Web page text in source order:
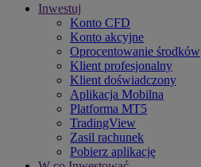
Inwestuj
Konto CFD
Konto akcyjne
Oprocentowanie środków
Klient profesjonalny
Klient doświadczony
Aplikacja Mobilna
Platforma MT5
TradingView
Zasil rachunek
Pobierz aplikację